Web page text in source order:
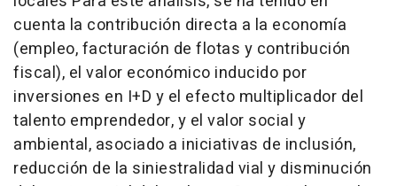
cuenta la contribución directa a la economía
(empleo, facturación de flotas y contribución
fiscal), el valor económico inducido por
inversiones en I+D y el efecto multiplicador del
talento emprendedor, y el valor social y
ambiental, asociado a iniciativas de inclusión,
reducción de la siniestralidad vial y disminución